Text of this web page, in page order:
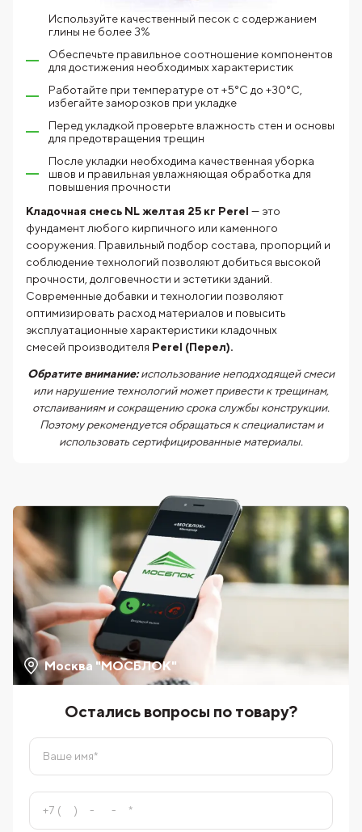
Используйте качественный песок с содержанием
глины не более 3%
Обеспечьте правильное соотношение компонентов
для достижения необходимых характеристик
Работайте при температуре от +5°C до +30°C,
избегайте заморозков при укладке
Перед укладкой проверьте влажность стен и основы
для предотвращения трещин
После укладки необходима качественная уборка
швов и правильная увлажняющая обработка для
повышения прочности
Кладочная смесь NL желтая 25 кг Perel — это
фундамент любого кирпичного или каменного
сооружения. Правильный подбор состава, пропорций и
соблюдение технологий позволяют добиться высокой
прочности, долговечности и эстетики зданий.
Современные добавки и технологии позволяют
оптимизировать расход материалов и повысить
эксплуатационные характеристики кладочных
смесей производителя Perel (Перел).
Обратите внимание:использование неподходящей смеси
или нарушение технологий может привести к трещинам,
отслаиваниям и сокращению срока службы конструкции.
Поэтому рекомендуется обращаться к специалистам и
использовать сертифицированные материалы.
Москва "МОСБЛОК"
Остались вопросы по товару?